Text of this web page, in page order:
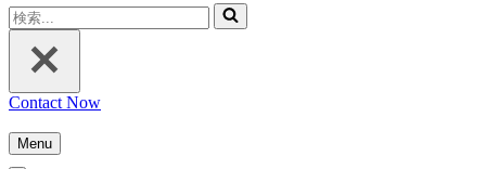
検
索...
Contact Now
Menu
ナ